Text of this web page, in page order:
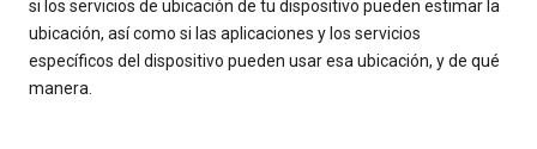
si los servicios de ubicación de tu dispositivo pueden estimar la
ubicación, así como si las aplicaciones y los servicios
específicos del dispositivo pueden usar esa ubicación, y de qué
manera.